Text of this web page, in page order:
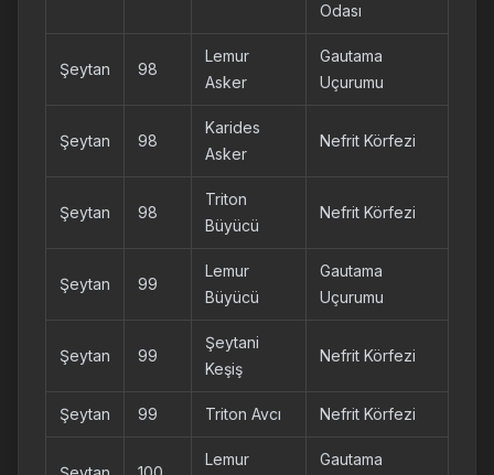
Odası
Şeytan 98
Lemur
Asker
Gautama
Uçurumu
Şeytan 98
Karides
Asker
Nefrit Körfezi
Şeytan 98
Triton
Büyücü
Nefrit Körfezi
Şeytan 99
Lemur
Büyücü
Gautama
Uçurumu
Şeytan 99
Şeytani
Keşiş
Nefrit Körfezi
Şeytan 99 Triton Avcı Nefrit Körfezi
Lemur
Gautama